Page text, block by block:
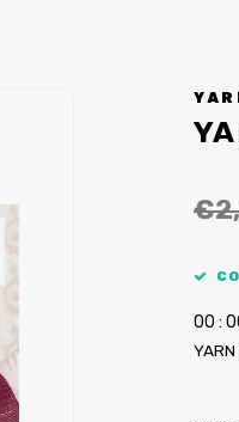
00 : 0